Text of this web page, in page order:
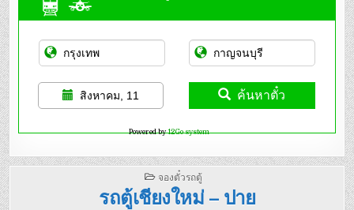
สิงหาคม, 11 ค้นหาตั๋ว
Powered by12Go system
POSTED
IN
จองตั๋วรถตู้
รถตู้เชียงใหม่ – ปาย